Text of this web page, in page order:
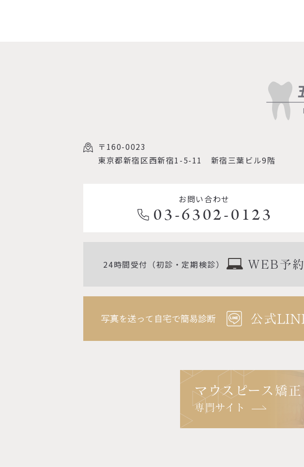
〒160-0023
東京都新宿区西新宿1-5-11 新宿三葉ビル9階
お問い合わせ
03-6302-0123
24時間受付（初診・定期検診） WEB予約
マウスピース矯正
専門サイト